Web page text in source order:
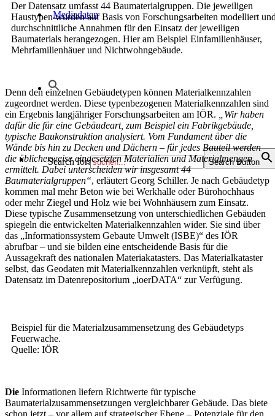
Mediadaten
Search for: Search Button
Der Datensatz umfasst 44 Baumaterialgruppen. Die jeweiligen
Haustypen wurden auf Basis von Forschungsarbeiten modelliert
durchschnittliche Annahmen für den Einsatz der jeweiligen
Baumaterials herangezogen. Hier am Beispiel Einfamilienhäuser,
Mehrfamilienhäuer und Nichtwohngebäude.
Denn den einzelnen Gebäudetypen können Materialkennzahlen
zugeordnet werden. Diese typenbezogenen Materialkennzahlen sind
ein Ergebnis langjähriger Forschungsarbeiten am IÖR.
„Wir haben
dafür die für eine Gebäudeart, zum Beispiel ein Fabrikgebäude,
typische Baukonstruktion analysiert. Vom Fundament über die
Wände bis hin zu Decken und Dächern – für jedes Bauteil werden
die üblicherweise eingesetzten Materialien und Materialmengen
ermittelt. Dabei unterscheiden wir insgesamt 44
Baumaterialgruppen“, erläutert Georg Schiller. Je nach Gebäudetyp
kommen mal mehr Beton wie bei Werkhalle oder Bürohochhaus
oder mehr Ziegel und Holz wie bei Wohnhäusern zum Einsatz.
Diese typische Zusammensetzung von unterschiedlichen Gebäuden
spiegeln die entwickelten Materialkennzahlen wider. Sie sind über
das „Informationssystem Gebaute Umwelt (ISBE)“ des IÖR
abrufbar – und sie bilden eine entscheidende Basis für die
Aussagekraft des nationalen Materiakatasters. Das Materialkataster
selbst, das Geodaten mit Materialkennzahlen verknüpft, steht als
Datensatz im Datenrepositorium „ioerDATA“ zur Verfügung.
Beispiel für die Materialzusammensetzung des Gebäudetyps
Feuerwache.
Quelle: IÖR
Die Informationen liefern Richtwerte für typische
Baumaterialzusammensetzungen vergleichbarer Gebäude. Das biete
schon jetzt – vor allem auf strategischer Ebene – Potenziale für den